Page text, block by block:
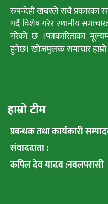
रुपन्देही खबरले सवै प्रकारका
गर्दै विशेष गरेर स्थानीय
गरेको छ ।पत्रकारिताका
हुनेछ। खोजमुलक समाचार हाम्रो
हाम्रो टीम
प्रबन्धक तथा कार्यकारी
संवाददाता :
कपिल देव यादव :नवलपरासी